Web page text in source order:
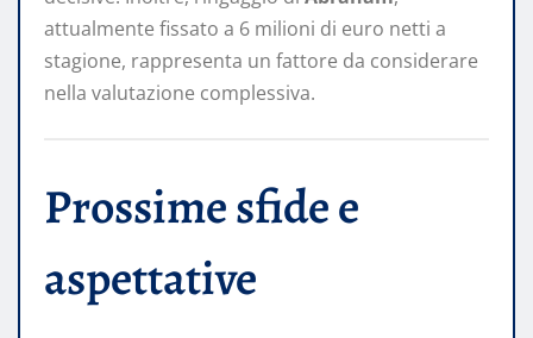
attualmente fissato a 6 milioni di euro netti a
stagione, rappresenta un fattore da considerare
nella valutazione complessiva.
Prossime sfide e
aspettative